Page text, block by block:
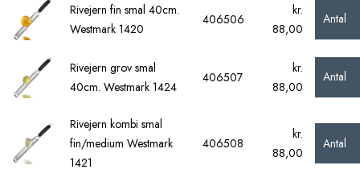
Rivejern fin smal 40cm.
Westmark 1420
406506
kr.
88,00
Antal
Rivejern grov smal
40cm. Westmark 1424
406507
kr.
88,00
Antal
Rivejern kombi smal
fin/medium Westmark
1421
406508
kr.
88,00
Antal